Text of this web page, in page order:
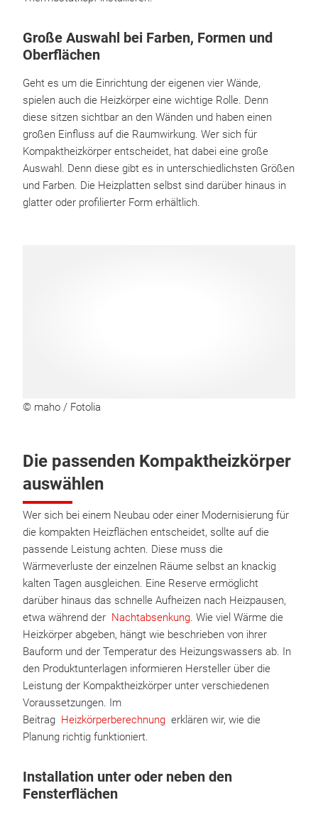
Große Auswahl bei Farben, Formen und
Oberflächen
Geht es um die Einrichtung der eigenen vier Wände,
spielen auch die Heizkörper eine wichtige Rolle. Denn
diese sitzen sichtbar an den Wänden und haben einen
großen Einfluss auf die Raumwirkung. Wer sich für
Kompaktheizkörper entscheidet, hat dabei eine große
Auswahl. Denn diese gibt es in unterschiedlichsten Größen
und Farben. Die Heizplatten selbst sind darüber hinaus in
glatter oder profilierter Form erhältlich.
© maho / Fotolia
Die passenden Kompaktheizkörper
auswählen
Wer sich bei einem Neubau oder einer Modernisierung für
die kompakten Heizflächen entscheidet, sollte auf die
passende Leistung achten. Diese muss die
Wärmeverluste der einzelnen Räume selbst an knackig
kalten Tagen ausgleichen. Eine Reserve ermöglicht
darüber hinaus das schnelle Aufheizen nach Heizpausen,
etwa während der Nachtabsenkung. Wie viel Wärme die
Heizkörper abgeben, hängt wie beschrieben von ihrer
Bauform und der Temperatur des Heizungswassers ab. In
den Produktunterlagen informieren Hersteller über die
Leistung der Kompaktheizkörper unter verschiedenen
Voraussetzungen. Im
Beitrag Heizkörperberechnung erklären wir, wie die
Planung richtig funktioniert.
Installation unter oder neben den
Fensterflächen